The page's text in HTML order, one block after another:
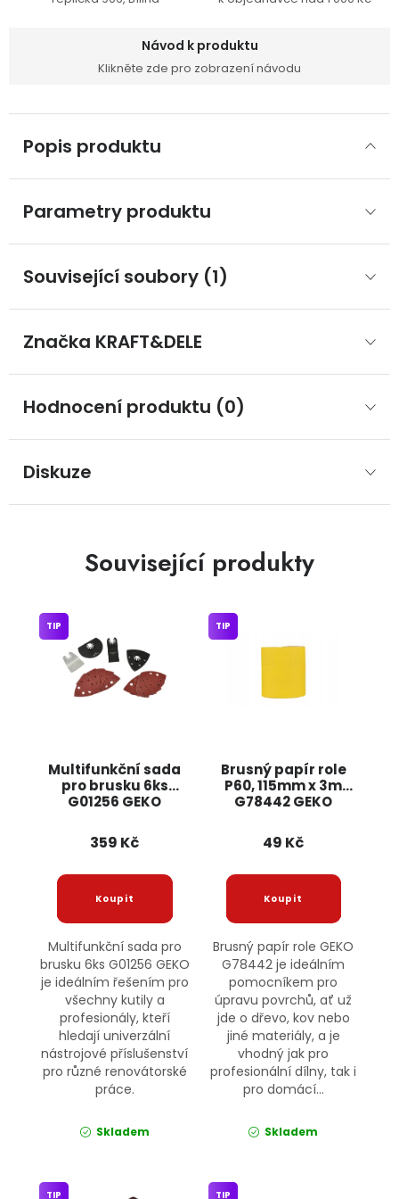
Návod k produktu
Klikněte zde pro zobrazení návodu
Popis produktu
Parametry produktu
Související soubory (1)
Značka KRAFT&DELE
Hodnocení produktu (0)
Diskuze
Související produkty
Multifunkční sada
pro brusku 6ks
G01256 GEKO
TIP
359 Kč
Multifunkční sada pro
brusku 6ks G01256 GEKO
je ideálním řešením pro
všechny kutily a
profesionály, kteří
hledají univerzální
nástrojové příslušenství
pro různé renovátorské
práce.
Skladem
Brusný papír role
P60, 115mm x 3m
G78442 GEKO
TIP
49 Kč
Brusný papír role GEKO
G78442 je ideálním
pomocníkem pro
úpravu povrchů, ať už
jde o dřevo, kov nebo
jiné materiály, a je
vhodný jak pro
profesionální dílny, tak i
pro domácí...
Skladem
TIP TIP